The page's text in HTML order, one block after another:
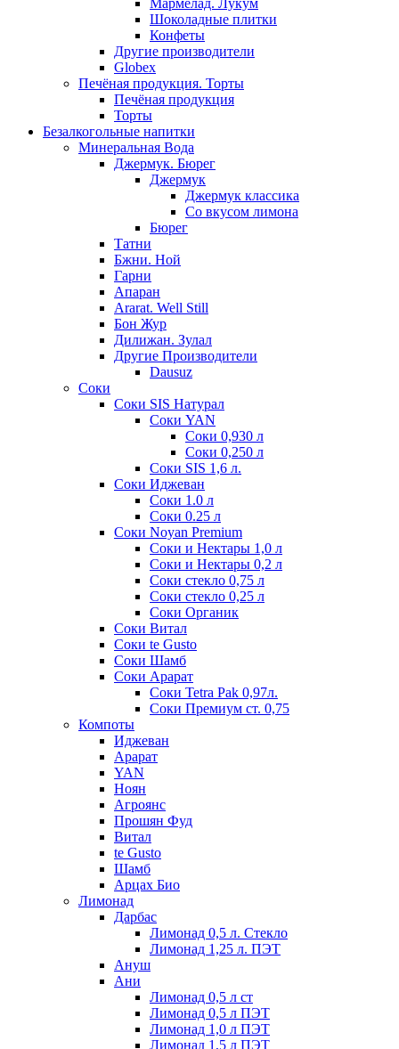
Мармелад. Лукум
Шоколадные плитки
Конфеты
Другие производители
Globex
Печёная продукция. Торты
Печёная продукция
Торты
Безалкогольные напитки
Минеральная Вода
Джермук. Бюрег
Джермук
Джермук классика
Со вкусом лимона
Бюрег
Татни
Бжни. Ной
Гарни
Апаран
Ararat. Well Still
Бон Жур
Дилижан. Зулал
Другие Производители
Dausuz
Соки
Соки SIS Натурал
Соки YAN
Соки 0,930 л
Соки 0,250 л
Соки SIS 1,6 л.
Соки Иджеван
Соки 1.0 л
Соки 0.25 л
Соки Noyan Premium
Соки и Нектары 1,0 л
Соки и Нектары 0,2 л
Соки стекло 0,75 л
Соки стекло 0,25 л
Соки Органик
Соки Витал
Соки te Gusto
Соки Шамб
Соки Арарат
Соки Tetra Pak 0,97л.
Соки Премиум ст. 0,75
Компоты
Иджеван
Арарат
YAN
Ноян
Агроянс
Прошян Фуд
Витал
te Gusto
Шамб
Арцах Био
Лимонад
Дарбас
Лимонад 0,5 л. Стекло
Лимонад 1,25 л. ПЭТ
Ануш
Ани
Лимонад 0,5 л ст
Лимонад 0,5 л ПЭТ
Лимонад 1,0 л ПЭТ
Лимонад 1,5 л ПЭТ